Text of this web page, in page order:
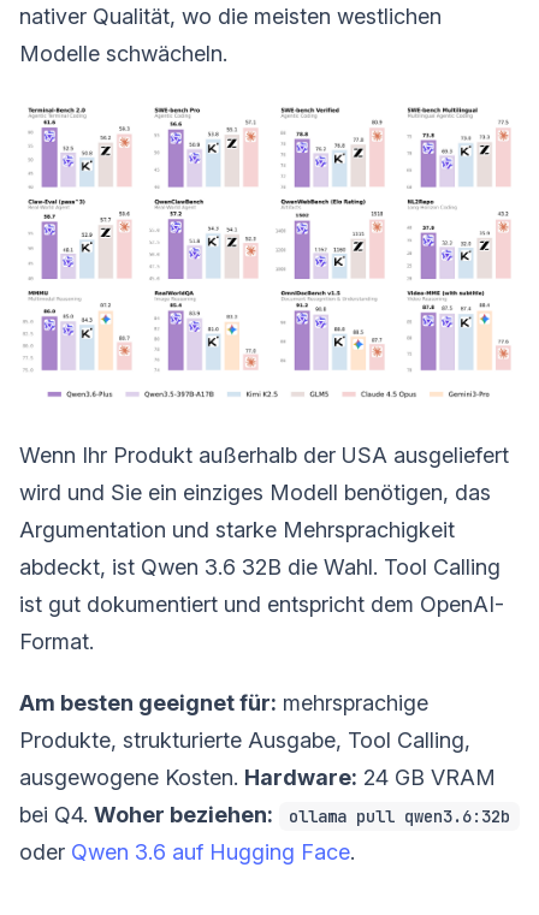
nativer Qualität, wo die meisten westlichen
Modelle schwächeln.
Wenn Ihr Produkt außerhalb der USA ausgeliefert
wird und Sie ein einziges Modell benötigen, das
Argumentation und starke Mehrsprachigkeit
abdeckt, ist Qwen 3.6 32B die Wahl. Tool Calling
ist gut dokumentiert und entspricht dem OpenAI-
Format.
Am besten geeignet für: mehrsprachige
Produkte, strukturierte Ausgabe, Tool Calling,
ausgewogene Kosten. Hardware: 24 GB VRAM
bei Q4. Woher beziehen: ollama pull qwen3.6:32b
oder Qwen 3.6 auf Hugging Face.